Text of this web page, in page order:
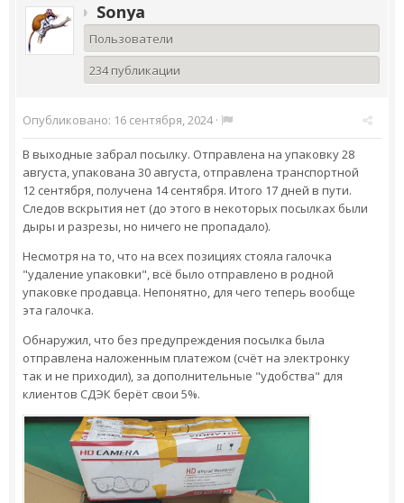
Sonya
Пользователи
234 публикации
Опубликовано: 16 сентября, 2024·
В выходные забрал посылку. Отправлена на упаковку 28
августа, упакована 30 августа, отправлена транспортной
12 сентября, получена 14 сентября. Итого 17 дней в пути.
Следов вскрытия нет (до этого в некоторых посылках были
дыры и разрезы, но ничего не пропадало).
Несмотря на то, что на всех позициях стояла галочка
"удаление упаковки", всё было отправлено в родной
упаковке продавца. Непонятно, для чего теперь вообще
эта галочка.
Обнаружил, что без предупреждения посылка была
отправлена наложенным платежом (счёт на электронку
так и не приходил), за дополнительные "удобства" для
клиентов СДЭК берёт свои 5%.